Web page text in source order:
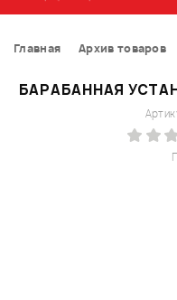
Главная Архив товаров
БАРАБАННАЯ